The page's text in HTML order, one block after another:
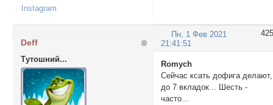
Instagram
425
Пн, 1 Фев 2021
21:41:51
Deff
Тутошний...
Romych
Сейчас ксать дофига делают,
до 7 вкладок... Шесть -
часто...